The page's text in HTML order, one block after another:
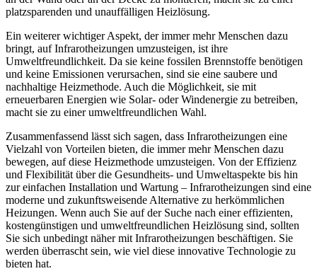
platzsparenden und unauffälligen Heizlösung.
Ein weiterer wichtiger Aspekt, der immer mehr Menschen dazu
bringt, auf Infrarotheizungen umzusteigen, ist ihre
Umweltfreundlichkeit. Da sie keine fossilen Brennstoffe benötigen
und keine Emissionen verursachen, sind sie eine saubere und
nachhaltige Heizmethode. Auch die Möglichkeit, sie mit
erneuerbaren Energien wie Solar- oder Windenergie zu betreiben,
macht sie zu einer umweltfreundlichen Wahl.
Zusammenfassend lässt sich sagen, dass Infrarotheizungen eine
Vielzahl von Vorteilen bieten, die immer mehr Menschen dazu
bewegen, auf diese Heizmethode umzusteigen. Von der Effizienz
und Flexibilität über die Gesundheits- und Umweltaspekte bis hin
zur einfachen Installation und Wartung – Infrarotheizungen sind eine
moderne und zukunftsweisende Alternative zu herkömmlichen
Heizungen. Wenn auch Sie auf der Suche nach einer effizienten,
kostengünstigen und umweltfreundlichen Heizlösung sind, sollten
Sie sich unbedingt näher mit Infrarotheizungen beschäftigen. Sie
werden überrascht sein, wie viel diese innovative Technologie zu
bieten hat.